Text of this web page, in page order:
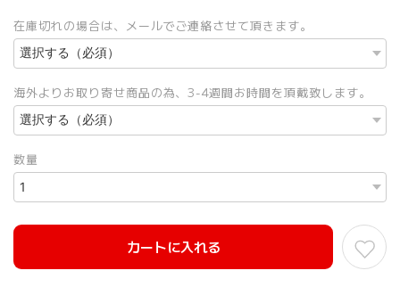
在庫切れの場合は、メールでご連絡させて頂きます。
海外よりお取り寄せ商品の為、3-4週間お時間を頂戴致します。
数量
カートに入れる